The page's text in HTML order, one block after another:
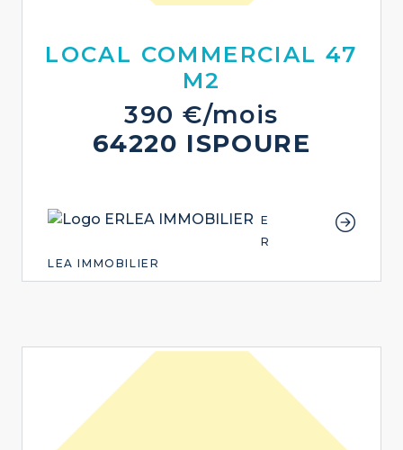
LOCAL COMMERCIAL 47
M2
390 €/mois
64220 ISPOURE
E
R
LEA IMMOBILIER